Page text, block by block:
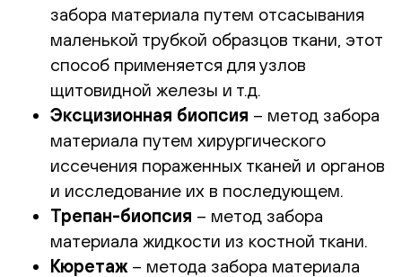
забора материала путем отсасывания
маленькой трубкой образцов ткани, этот
способ применяется для узлов
щитовидной железы и т.д.
Эксцизионная биопсия – метод забора
материала путем хирургического
иссечения пораженных тканей и органов
и исследование их в последующем.
Трепан-биопсия – метод забора
материала жидкости из костной ткани.
Кюретаж – метода забора материала